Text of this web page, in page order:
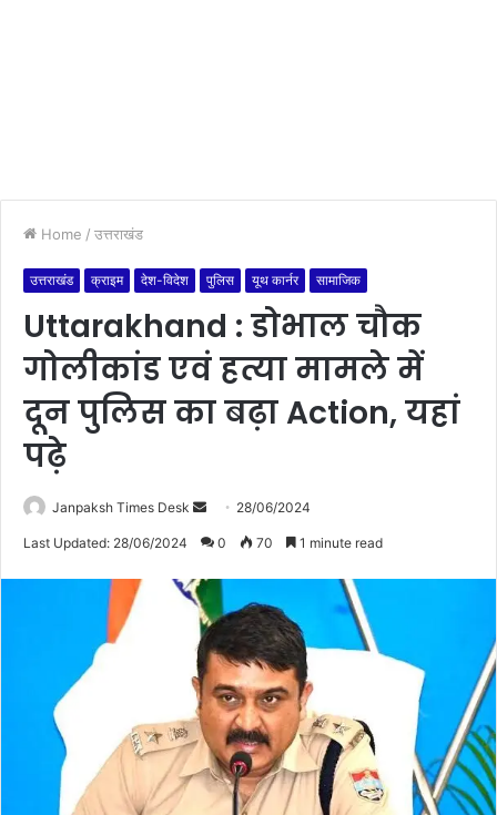
Home / उत्तराखंड
उत्तराखंड क्राइम देश-विदेश पुलिस यूथ कार्नर सामाजिक
Uttarakhand : डोभाल चौक
गोलीकांड एवं हत्या मामले में
दून पुलिस का बढ़ा Action, यहां
पढ़े
Janpaksh Times Desk
e
d
a
n
e
m
a
i
l
28/06/2024
Last Updated: 28/06/2024 0 70 1 minute read